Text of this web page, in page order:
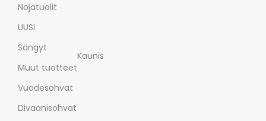
Nojatuolit
UUSI
Sängyt
Muut tuotteet
Kaunis
Vuodesohvat
Divaanisohvat